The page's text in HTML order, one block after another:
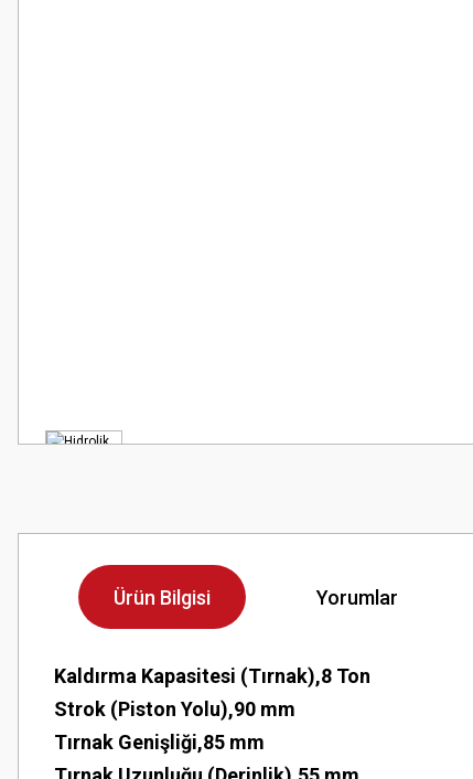
Ürün Bilgisi Yorumlar
Kaldırma Kapasitesi (Tırnak),8 Ton
Strok (Piston Yolu),90 mm
Tırnak Genişliği,85 mm